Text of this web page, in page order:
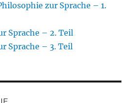
zur Sprache – 1.
Sprache – 2. Teil
Sprache – 3. Teil